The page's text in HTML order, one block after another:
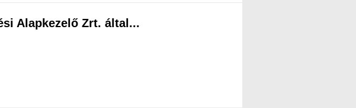
Alapkezelő Zrt. által...